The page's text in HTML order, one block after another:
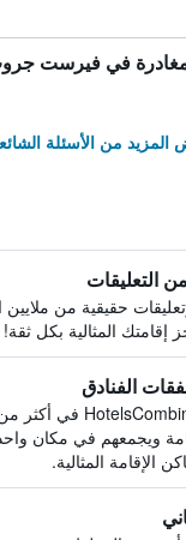
في فيرست جروب
من الأسئلة
التعليقات
حقيقية من ملايين
إقامتك المثالية بكل ثقة!
الفنادق
ويجمعهم في مكان
الإقامة المثالية.